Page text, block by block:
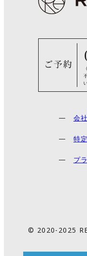
会
特
プ
© 2020-2025